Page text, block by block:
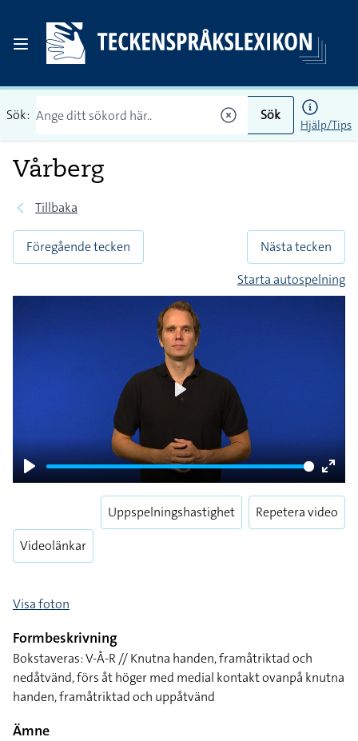
Sök: Sök
Hjälp/Tips
Vårberg
Tillbaka
Föregående tecken
Nästa tecken
Starta autospelning
Play
Enter
Videolänkar
Uppspelningshastighet Repetera video
Visa foton
Formbeskrivning
Bokstaveras: V-Å-R // Knutna handen, framåtriktad och
nedåtvänd, förs åt höger med medial kontakt ovanpå knutna
handen, framåtriktad och uppåtvänd
Ämne